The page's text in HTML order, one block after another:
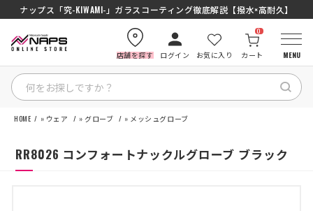
ナップス「究-KIWAMI-」ガラスコーティング徹底解説【撥水×高耐久】
店舗を探す ログイン お気に入り カート
0
MENU
HOME » ウェア » グローブ » メッシュグローブ
RR8026 コンフォートナックルグローブ ブラック